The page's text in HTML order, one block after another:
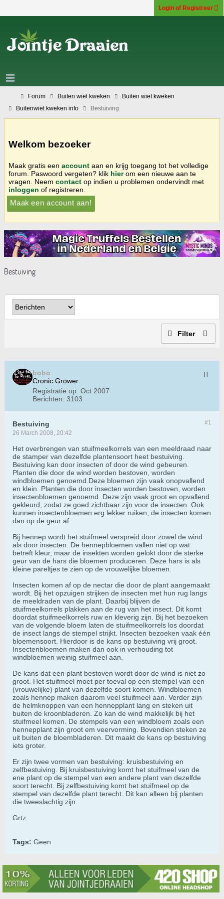
Login of Registreer
Forum Buiten wiet kweken
Buiten wiet kweken
Buitenwiet kweken info
Bestuiving
Welkom bezoeker
Maak gratis een account aan en krijg toegang tot het volledige
forum. Paswoord vergeten? klik hierom een nieuwe aan te
vragen. Neem contact op indien u problemen ondervindt met
inloggen of registreren.
Maak een account aan!
Bestuiving
Filter
bobo
Cronic Grower
Registratie op: Oct 2007
Berichten: 3103
#1
Bestuiving
26 March 2008, 20:42
Het overbrengen van stuifmeelkorrels van een meeldraad naar
de stamper van dezelfde plantensoort heet bestuiving.
Bestuiving kan door insecten of door de wind gebeuren.
Planten die door de wind worden bestoven, worden
windbloemen genoemd.Deze bloemen zijn vaak onopvallend
en klein. Planten die door insecten worden bestoven, worden
insectenbloemen genoemd. Deze zijn vaak groot en opvallend
gekleurd, zodat ze goed zichtbaar zijn voor de insecten. Ook
kunnen insectenbloemen erg lekker ruiken, de insecten komen
dan op de geur af.
Bij hennep wordt het stuifmeel verspreid door zowel de wind
als door insecten. De hennepbloemen vallen niet op wat
betreft kleur, maar de insekten worden gelokt door de sterke
geur van de hars die bloemen produceren. Deze hars is als
kleine pareltjes te zien op de vrouwelijke bloemen.
Insecten komen af op de nectar die door de plant aangemaakt
wordt. Bij het opzuigen strijken de insecten met hun rug langs
de meeldraden van de plant. Daarbij blijven de
stuifmeelkorrels plakken aan de rug van het insect. Dit komt
doordat stuifmeelkorrels ruw en kleverig zijn. Bij het bezoeken
van de volgende bloem laten de stuifmeelkorrels los doordat
de insect langs de stempel strijkt. Insecten bezoeken vaak één
bloemensoort. Hierdoor is de kans op bestuiving vrij groot.
Insectenbloemen maken dan ook in verhouding tot
windbloemen weinig stuifmeel aan.
De kans dat een plant bestoven wordt door de wind is niet zo
groot. Het stuifmeel moet per toeval op een stempel van een
(vrouwelijke) plant van dezelfde soort komen. Windbloemen
zoals hennep maken daarom veel stuifmeel aan. Verder zijn
de helmknoppen van een hennepplant lang en steken uit
buiten de kroonbladeren. Zo kan de wind makkelijk bij het
stuifmeel komen. De stempels van een windbloem zoals een
hennepplant zijn groot em veervorming. Bovendien steken ze
uit buiten de bloembladeren. Dit maakt de kans op bestuiving
iets groter.
Er zijn twee vormen van bestuiving: kruisbestuiving en
zelfbestuiving. Bij kruisbestuiving komt het stuifmeel van de
ene plant op de stempel van een andere plant van dezelfde
soort terecht. Bij zelfbestuiving komt het stuifmeel op de
stempel van dezelfde plant terecht. Dit kan alleen bij planten
die tweeslachtig zijn.
Grtz
Tags: Geen